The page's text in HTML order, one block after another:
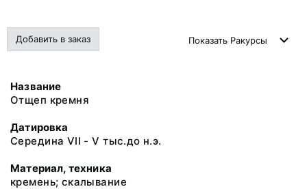
Добавить в заказ Показать Ракурсы
Название
Отщеп кремня
Датировка
Середина VII - V тыс.до н.э.
Материал, техника
кремень; скалывание